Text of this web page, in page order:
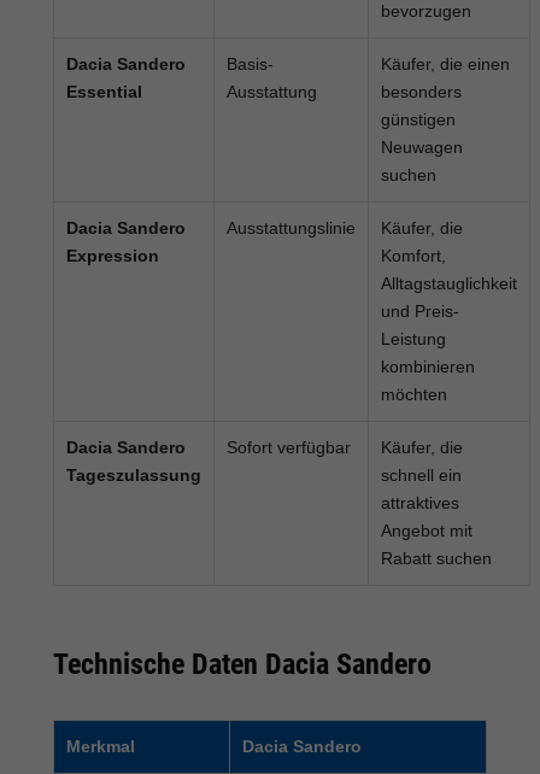
bevorzugen
Dacia Sandero
Essential
Basis-
Ausstattung
Käufer, die einen
besonders
günstigen
Neuwagen
suchen
Dacia Sandero
Expression
Ausstattungslinie
Käufer, die
Komfort,
Alltagstauglichkeit
und Preis-
Leistung
kombinieren
möchten
Dacia Sandero
Tageszulassung
Sofort verfügbar
Käufer, die
schnell ein
attraktives
Angebot mit
Rabatt suchen
Technische Daten Dacia Sandero
Merkmal Dacia Sandero